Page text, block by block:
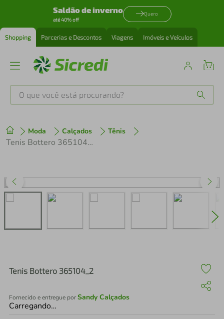
Saldão de inverno
até 40% off
Quero
Shopping Parcerias e Descontos Viagens Imóveis e Veículos
O que você está procurando?
Moda Calçados Tênis
Tenis Bottero 365104_2
Tenis Bottero 365104_2
Fornecido e entregue porSandy Calçados
Carregando…
1º tenis
perfume